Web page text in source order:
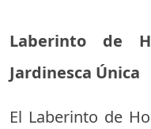
Laberinto de
Jardinesca Única
El Laberinto de